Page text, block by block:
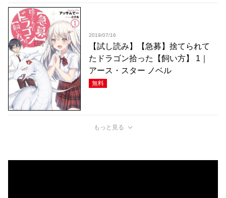
2019/07/16
【試し読み】【急募】捨てられて
たドラゴン拾った【飼い方】 1｜
アース・スター ノベル
無料
もっと見る